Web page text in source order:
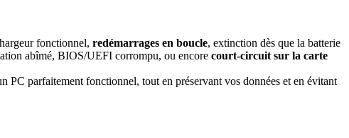
fonctionnel, redémarrages en boucle, extinction dès que la batterie
abîmé, BIOS/UEFI corrompu, ou encore court-circuit sur la carte
PC parfaitement fonctionnel, tout en préservant vos données et en évitant